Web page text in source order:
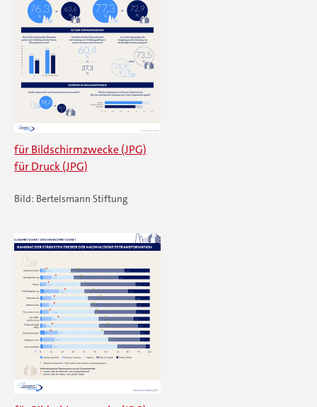
für Bildschirmzwecke (JPG)
für Druck (JPG)
Bild: Bertelsmann Stiftung